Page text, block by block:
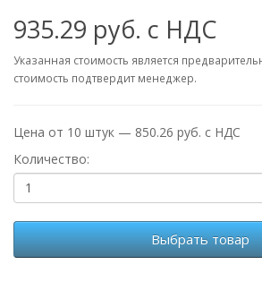
935.29 руб. с НДС
Указанная стоимость является
стоимость подтвердит менеджер.
Цена от 10 штук — 850.26 руб. с НДС
Количество:
Выбрать товар